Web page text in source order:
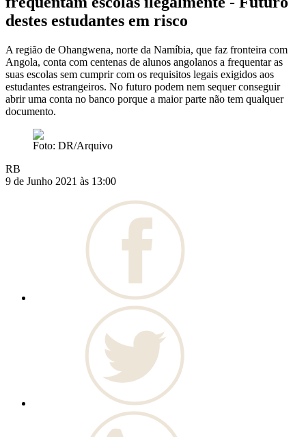
destes estudantes em risco
A região de Ohangwena, norte da Namíbia, que faz fronteira com
Angola, conta com centenas de alunos angolanos a frequentar as
suas escolas sem cumprir com os requisitos legais exigidos aos
estudantes estrangeiros. No futuro podem nem sequer conseguir
abrir uma conta no banco porque a maior parte não tem qualquer
documento.
Foto: DR/Arquivo
RB
9 de Junho 2021 às 13:00